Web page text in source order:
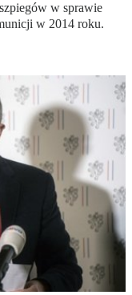
w sprawie
w 2014 roku.